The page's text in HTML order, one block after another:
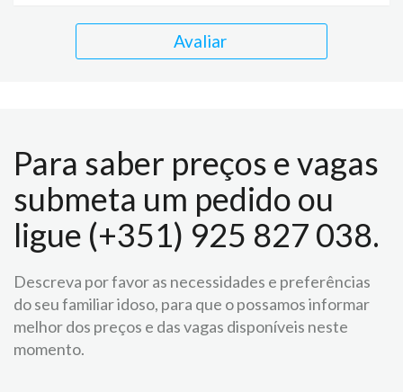
Avaliar
Para saber preços e vagas
submeta um pedido ou
ligue (+351) 925 827 038.
Descreva por favor as necessidades e preferências
do seu familiar idoso, para que o possamos informar
melhor dos preços e das vagas disponíveis neste
momento.